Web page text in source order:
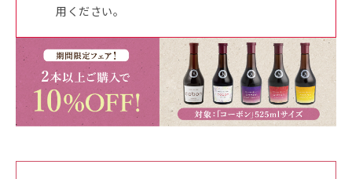
用ください。